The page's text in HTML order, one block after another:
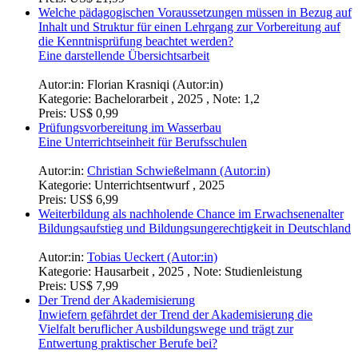
Welche pädagogischen Voraussetzungen müssen in Bezug auf
Inhalt und Struktur für einen Lehrgang zur Vorbereitung auf
die Kenntnisprüfung beachtet werden?
Eine darstellende Übersichtsarbeit
Autor:in: Florian Krasniqi (Autor:in)
Kategorie: Bachelorarbeit , 2025 , Note: 1,2
Preis: US$ 0,99
Prüfungsvorbereitung im Wasserbau
Eine Unterrichtseinheit für Berufsschulen
Autor:in: Christian Schwießelmann (Autor:in)
Kategorie: Unterrichtsentwurf , 2025
Preis: US$ 6,99
Weiterbildung als nachholende Chance im Erwachsenenalter
Bildungsaufstieg und Bildungsungerechtigkeit in Deutschland
Autor:in: Tobias Ueckert (Autor:in)
Kategorie: Hausarbeit , 2025 , Note: Studienleistung
Preis: US$ 7,99
Der Trend der Akademisierung
Inwiefern gefährdet der Trend der Akademisierung die
Vielfalt beruflicher Ausbildungswege und trägt zur
Entwertung praktischer Berufe bei?